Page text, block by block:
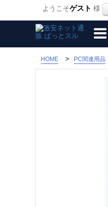
ようこそゲスト 様
HOME > PC関連用品